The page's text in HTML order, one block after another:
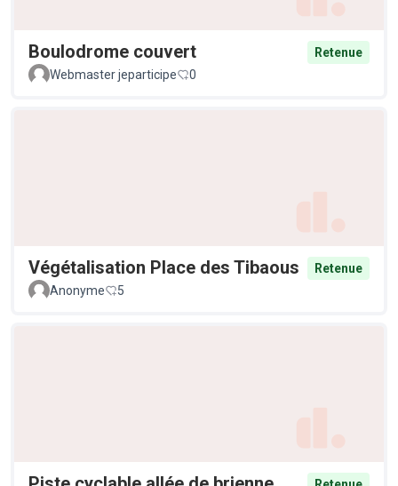
Boulodrome couvert
Retenue
Webmaster jeparticipe
0
Végétalisation Place des Tibaous
Retenue
Anonyme
5